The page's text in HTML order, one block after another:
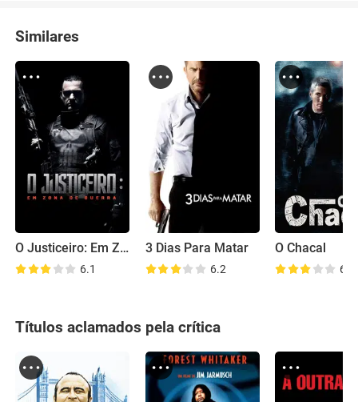
Similares
O Justiceiro: Em Zona de Guerra
6.1
3 Dias Para Matar
6.2
O Chacal
6.8
Títulos aclamados pela crítica